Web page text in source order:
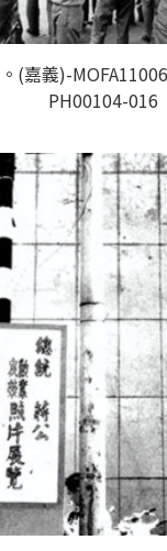
(嘉義)-
PH00104-016